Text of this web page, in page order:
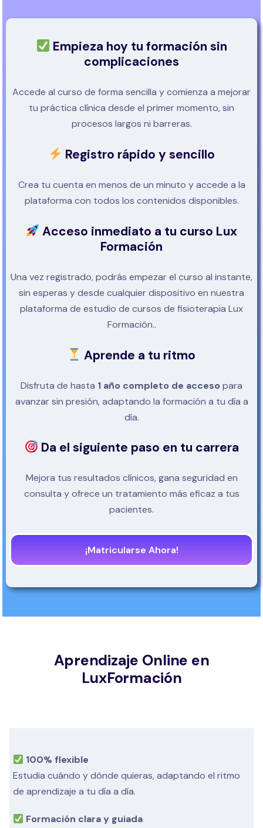
Empieza hoy tu formación sin
complicaciones
Accede al curso de forma sencilla y comienza a mejorar
tu práctica clínica desde el primer momento, sin
procesos largos ni barreras.
Registro rápido y sencillo
Crea tu cuenta en menos de un minuto y accede a la
plataforma con todos los contenidos disponibles.
Acceso inmediato a tu curso Lux
Formación
Una vez registrado, podrás empezar el curso al instante,
sin esperas y desde cualquier dispositivo en nuestra
plataforma de estudio de cursos de fisioterapia Lux
Formación..
Aprende a tu ritmo
Disfruta de hasta 1 año completo de acceso para
avanzar sin presión, adaptando la formación a tu día a
día.
Da el siguiente paso en tu carrera
Mejora tus resultados clínicos, gana seguridad en
consulta y ofrece un tratamiento más eficaz a tus
pacientes.
¡Matricularse Ahora!
Aprendizaje Online en
LuxFormación
100% flexible
Estudia cuándo y dónde quieras, adaptando el ritmo
de aprendizaje a tu día a día.
Formación clara y guiada